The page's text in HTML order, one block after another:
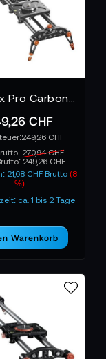
CHF
249,26 CHF
270,94 CHF
249,26 CHF
21,68 CHF Brutto(8
%)
ca. 1 bis 2 Tage
Warenkorb